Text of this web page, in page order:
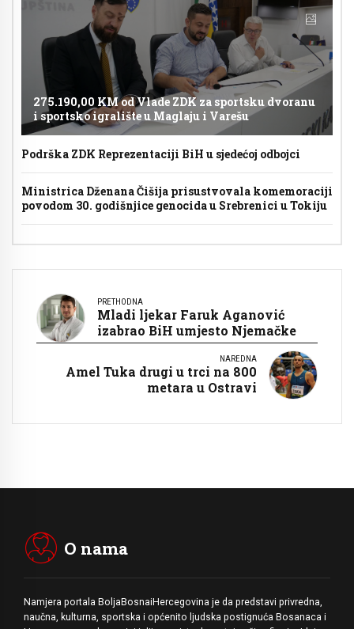
275.190,00 KM od Vlade ZDK za sportsku dvoranu
i sportsko igralište u Maglaju i Varešu
Podrška ZDK Reprezentaciji BiH u sjedećoj odbojci
Ministrica Dženana Čišija prisustvovala komemoraciji
povodom 30. godišnjice genocida u Srebrenici u Tokiju
PRETHODNA
Mladi ljekar Faruk Aganović
izabrao BiH umjesto Njemačke
NAREDNA
Amel Tuka drugi u trci na 800
metara u Ostravi
O nama
Namjera portala BoljaBosnaiHercegovina je da predstavi privredna,
naučna, kulturna, sportska i općenito ljudska postignuća Bosanaca i